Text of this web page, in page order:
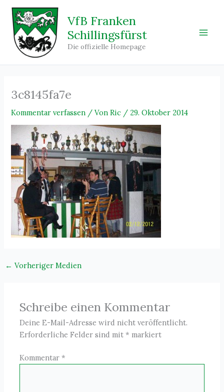
Zum
Inhalt
springen
VfB Franken
Schillingsfürst
Die offizielle Homepage
3c8145fa7e
Kommentar verfassen / VonRic / 29. Oktober 2014
← Vorheriger Medien
Schreibe einen Kommentar
Deine E-Mail-Adresse wird nicht veröffentlicht.
Erforderliche Felder sind mit* markiert
Kommentar*